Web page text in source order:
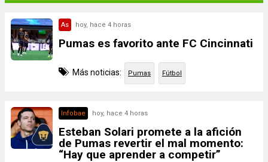
As hoy, hace 4 horas
Pumas es favorito ante FC Cincinnati
Más noticias: Pumas Fútbol
Infobae hoy, hace 4 horas
Esteban Solari promete a la afición
de Pumas revertir el mal momento:
“Hay que aprender a competir”